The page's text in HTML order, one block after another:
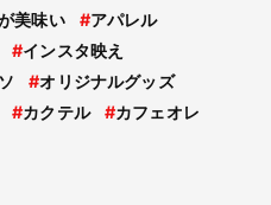
美味い #アパレル
#インスタ映え
#オリジナルグッズ
#カクテル #カフェオレ